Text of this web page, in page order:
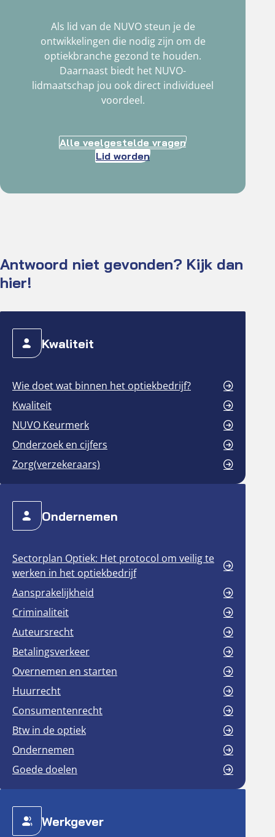
Als lid van de NUVO steun je de
ontwikkelingen die nodig zijn om de
optiekbranche gezond te houden.
Daarnaast biedt het NUVO-
lidmaatschap jou ook direct individueel
voordeel.
Alle veelgestelde vragen
Lid worden
Antwoord niet gevonden? Kijk dan
hier!
Kwaliteit
Wie doet wat binnen het optiekbedrijf?
Kwaliteit
NUVO Keurmerk
Onderzoek en cijfers
Zorg(verzekeraars)
Ondernemen
Sectorplan Optiek: Het protocol om veilig te
werken in het optiekbedrijf
Aansprakelijkheid
Criminaliteit
Auteursrecht
Betalingsverkeer
Overnemen en starten
Huurrecht
Consumentenrecht
Btw in de optiek
Ondernemen
Goede doelen
Werkgever